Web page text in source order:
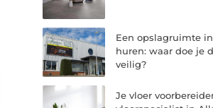
Een opslagruimte
huren: waar doe je
veilig?
Je vloer